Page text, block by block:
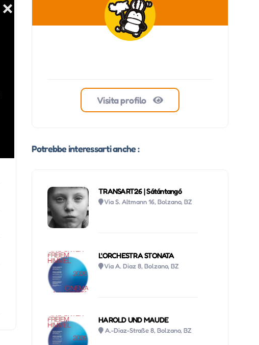
❌
Visita profilo
Potrebbe interessarti anche :
TRANSART26 | Sátántangó
Via S. Altmann 16, Bolzano, BZ
L'ORCHESTRA STONATA
Via A. Diaz 8, Bolzano, BZ
HAROLD UND MAUDE
A.-Diaz-Straße 8, Bolzano, BZ